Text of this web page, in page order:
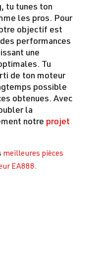
tu tunes ton
les pros. Pour
objectif est
performances
une
Tu
de ton moteur
possible
obtenues. Avec
la
notre projet
meilleures pièces
EA888.